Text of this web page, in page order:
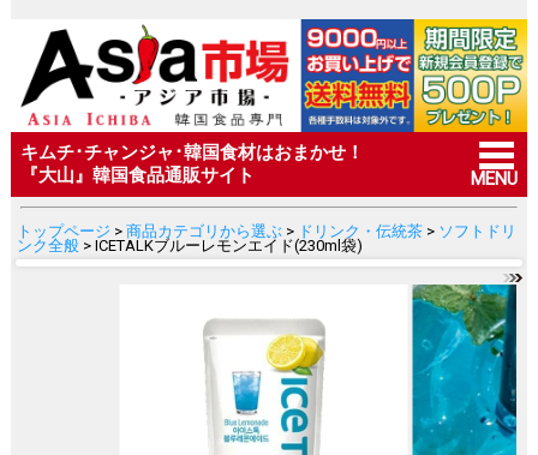
キムチ･チャンジャ･韓国食材はおまかせ！
『大山』韓国食品通販サイト
MENU
トップページ > 商品カテゴリから選ぶ> ドリンク・伝統茶> ソフトドリ
ンク全般> ICETALKブルーレモンエイド(230ml袋)